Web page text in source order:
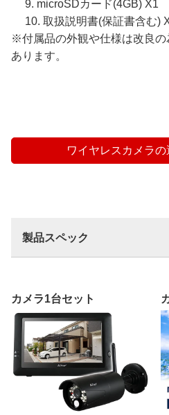
9. microSDカード(4GB) X1
10. 取扱説明書(保証書含む)
※付属品の外観や仕様は改良
あります。
ワイヤレスカメラ
製品スペック
カメラ1台セット